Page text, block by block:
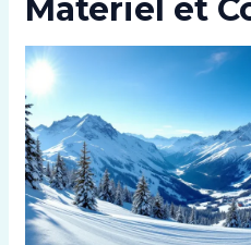
Matériel et